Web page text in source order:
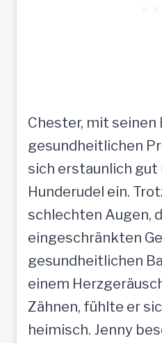
Chester, mit seinen
gesundheitlichen
sich erstaunlich gut
Hunderudel ein.
schlechten Augen,
eingeschränkten
gesundheitlichen
einem
Zähnen, fühlte er
heimisch. Jenny